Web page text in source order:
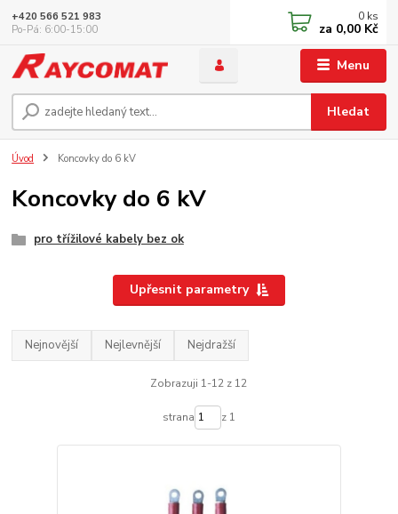
Menu
Hledat
+420 566 521 983
Po-Pá: 6:00-15:00
0 ks
za 0,00 Kč
Úvod Koncovky do 6 kV
Koncovky do 6 kV
pro třížilové kabely bez ok
Upřesnit parametry
Nejnovější Nejlevnější Nejdražší
Zobrazuji 1-12 z 12
strana z 1